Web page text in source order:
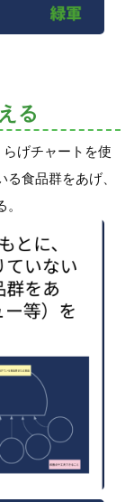
る
げチャートを使
食品群をあげ、